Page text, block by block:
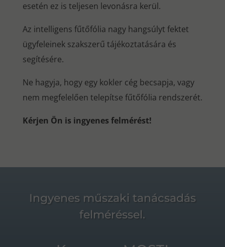
esetén ez is teljesen levonásra kerül.
Az intelligens fűtőfólia nagy hangsúlyt fektet
ügyfeleinek szakszerű tájékoztatására és
segítésére.
Ne hagyja, hogy egy kokler cég becsapja, vagy
nem megfelelően telepítse fűtőfólia rendszerét.
Kérjen Ön is ingyenes felmérést!
Ingyenes műszaki tanácsadás
felméréssel.